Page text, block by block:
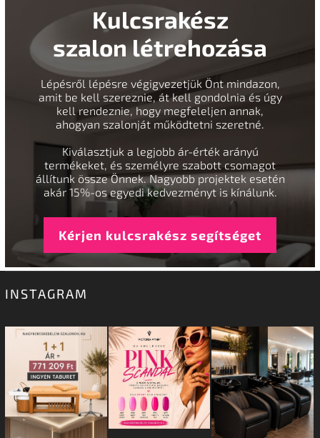
Kulcsrakész
szalon létrehozása
Lépésről lépésre végigvezetjük Önt mindazon,
amit be kell szereznie, át kell gondolnia és úgy
kell rendeznie, hogy megfeleljen annak,
ahogyan szalonját működtetni szeretné.
Kiválasztjuk a legjobb ár-érték arányú
termékeket, és személyre szabott csomagot
állítunk össze Önnek. Nagyobb projektek esetén
akár 15%-os egyedi kedvezményt is kínálunk.
Kérjen kulcsrakész segítséget
INSTAGRAM